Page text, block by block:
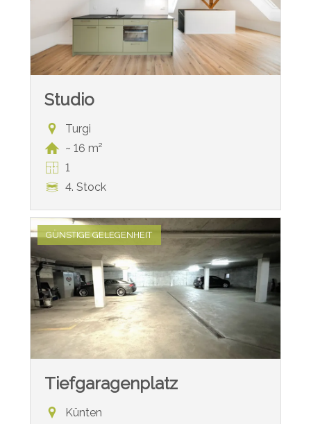
Studio
Turgi
~ 16 m²
1
4. Stock
GÜNSTIGE GELEGENHEIT
Tiefgaragenplatz
Künten